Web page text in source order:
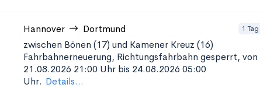
Hannover Dortmund 1 Tag
zwischen Bönen (17) und Kamener Kreuz (16)
Fahrbahnerneuerung, Richtungsfahrbahn gesperrt, von
21.08.2026 21:00 Uhr bis 24.08.2026 05:00
Uhr. Details...